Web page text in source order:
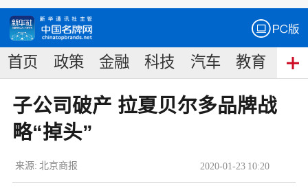
首页 政策 金融 科技 汽车 教育 食
子公司破产 拉夏贝尔多品牌战
略“掉头”
2020-01-23 10:20
来源: 北京商报